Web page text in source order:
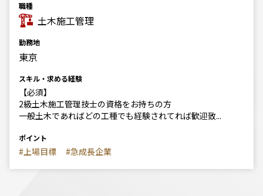
職種
土木施工管理
勤務地
東京
スキル・求める経験
【必須】
2級土木施工管理技士の資格をお持ちの方
一般土木であればどの工種でも経験されてれば歓迎致...
ポイント
#上場目標 #急成長企業